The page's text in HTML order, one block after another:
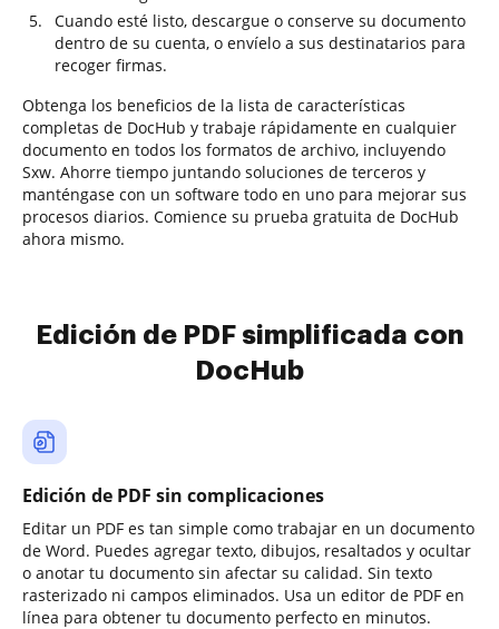
Cuando esté listo, descargue o conserve su documento
dentro de su cuenta, o envíelo a sus destinatarios para
recoger firmas.
Obtenga los beneficios de la lista de características
completas de DocHub y trabaje rápidamente en cualquier
documento en todos los formatos de archivo, incluyendo
Sxw. Ahorre tiempo juntando soluciones de terceros y
manténgase con un software todo en uno para mejorar sus
procesos diarios. Comience su prueba gratuita de DocHub
ahora mismo.
Edición de PDF simplificada con
DocHub
Edición de PDF sin complicaciones
Editar un PDF es tan simple como trabajar en un documento
de Word. Puedes agregar texto, dibujos, resaltados y ocultar
o anotar tu documento sin afectar su calidad. Sin texto
rasterizado ni campos eliminados. Usa un editor de PDF en
línea para obtener tu documento perfecto en minutos.